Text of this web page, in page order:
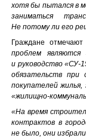
хотя бы пытался в
заниматься
Не потому ли его
Граждане
проблем
и руководство «СУ-
обязательств при
покупателей
«жилищно-
«На время
контрактов в
не было, они